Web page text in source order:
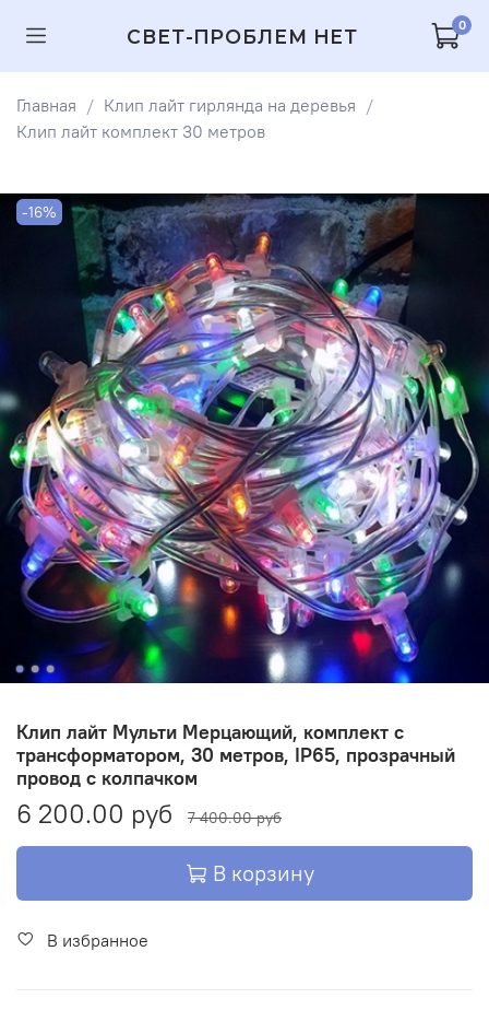
СВЕТ-ПРОБЛЕМ НЕТ 0
Главная
Клип лайт гирлянда на деревья
Клип лайт комплект 30 метров
-16%
Клип лайт Мульти Мерцающий, комплект с
трансформатором, 30 метров, IP65, прозрачный
провод с колпачком
6 200.00 руб 7 400.00 руб
В корзину
В избранное